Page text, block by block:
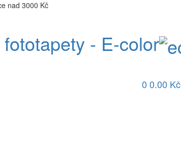
nad 3000 Kč
- E-color
0 0.00 Kč